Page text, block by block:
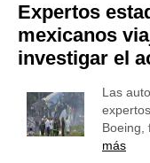
Expertos
mexicanos
investigar el
Las
Boeing,
más